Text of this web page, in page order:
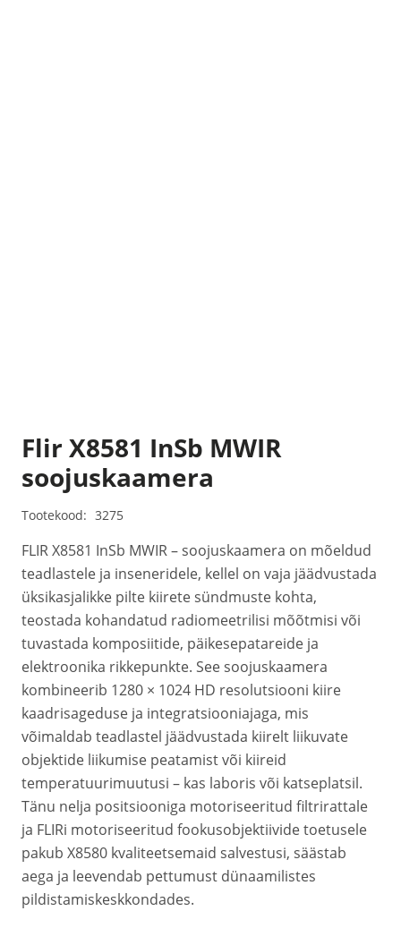
Flir X8581 InSb MWIR
soojuskaamera
Tootekood: 3275
FLIR X8581 InSb MWIR – soojuskaamera on mõeldud
teadlastele ja inseneridele, kellel on vaja jäädvustada
üksikasjalikke pilte kiirete sündmuste kohta,
teostada kohandatud radiomeetrilisi mõõtmisi või
tuvastada komposiitide, päikesepatareide ja
elektroonika rikkepunkte. See soojuskaamera
kombineerib 1280 × 1024 HD resolutsiooni kiire
kaadrisageduse ja integratsiooniajaga, mis
võimaldab teadlastel jäädvustada kiirelt liikuvate
objektide liikumise peatamist või kiireid
temperatuurimuutusi – kas laboris või katseplatsil.
Tänu nelja positsiooniga motoriseeritud filtrirattale
ja FLIRi motoriseeritud fookusobjektiivide toetusele
pakub X8580 kvaliteetsemaid salvestusi, säästab
aega ja leevendab pettumust dünaamilistes
pildistamiskeskkondades.